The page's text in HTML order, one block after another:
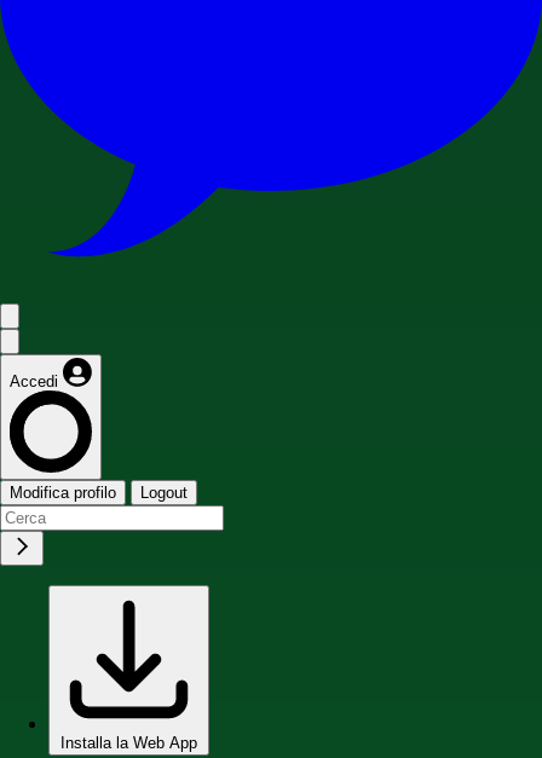
Accedi
Modifica profilo Logout
Installa la Web App